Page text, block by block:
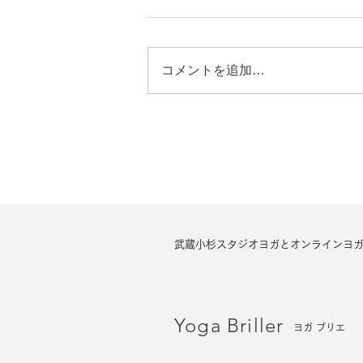
コメントを追加…
武蔵小杉スタジオヨガとオンラインヨ
Yoga Briller ヨガ ブリエ